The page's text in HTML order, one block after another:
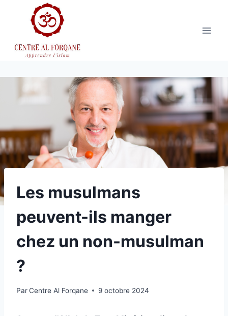
Les musulmans
peuvent-ils manger
chez un non-musulman
?
ParCentre Al Forqane 9 octobre 2024